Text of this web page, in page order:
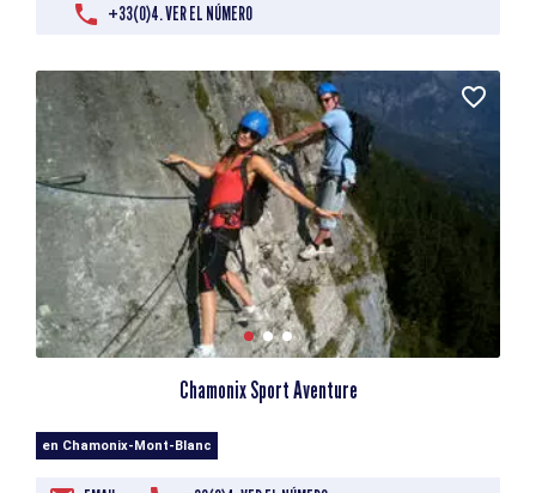
+33(0)4. VER EL NÚMERO
Chamonix Sport Aventure
en Chamonix-Mont-Blanc